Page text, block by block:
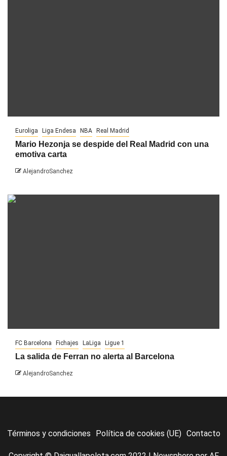
Euroliga Liga Endesa NBA Real Madrid
Mario Hezonja se despide del Real Madrid con una
emotiva carta
AlejandroSanchez
FC Barcelona Fichajes LaLiga Ligue 1
La salida de Ferran no alerta al Barcelona
AlejandroSanchez
Términos y condiciones Política de cookies (UE) Contacto